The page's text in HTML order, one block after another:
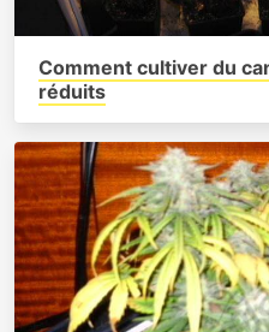
Comment cultiver du
réduits